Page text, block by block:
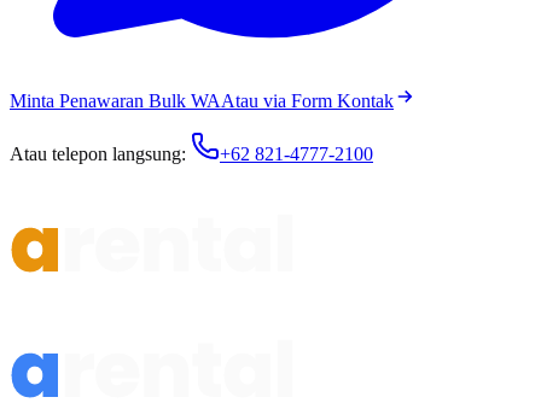
Minta Penawaran Bulk WAAtau via Form Kontak
Atau telepon langsung: +62 821-4777-2100